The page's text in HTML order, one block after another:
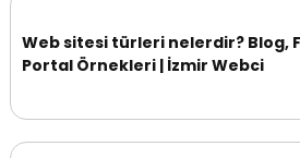
Web sitesi türleri nelerdir? Blog,
Portal Örnekleri | İzmir Webci